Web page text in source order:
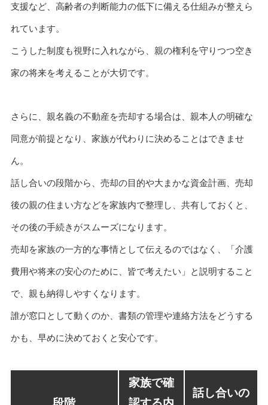
支援など、高齢者の判断能力の低下に備える仕組みが整えら
れています。
こうした制度も視野に入れながら、親の権利を守りつつ空き
家の将来を考えることが大切です。
さらに、親名義の不動産を売却する場合は、親本人の明確な
同意が前提となり、家族が代わりに決めることはできませ
ん。
話し合いの段階から、売却の目的や大まかな資金計画、売却
後の親の住まい方などを家族内で整理し、共有しておくと、
その後の手続きがスムーズになります。
売却を家族の一方的な事情として伝えるのではなく、「介護
費用や将来の安心のために、皆で考えたい」と説明すること
で、親も納得しやすくなります。
誰が窓口として動くのか、書類の管理や連絡方法をどうする
かも、早めに決めておくと安心です。
家族で確
話し合いの